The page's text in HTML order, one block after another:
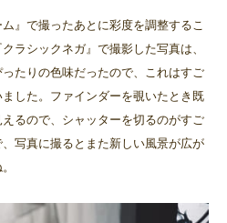
』で撮ったあとに彩度を調整するこ
ラシックネガ』で撮影した写真は、
たりの色味だったので、これはすご
した。ファインダーを覗いたとき既
るので、シャッターを切るのがすご
写真に撮るとまた新しい風景が広が